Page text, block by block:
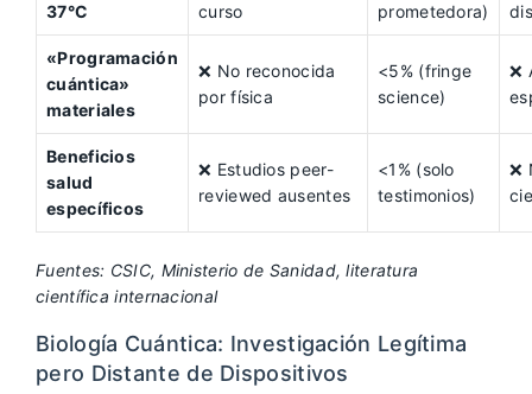
37°C
curso
prometedora)
«Programación
cuántica»
materiales
❌ No reconocida
por física
<5% (fringe
science)
❌
Beneficios
salud
específicos
❌ Estudios peer-
reviewed ausentes
<1% (solo
testimonios)
❌
Fuentes: CSIC, Ministerio de Sanidad, literatura
científica internacional
Biología Cuántica: Investigación Legítima
pero Distante de Dispositivos